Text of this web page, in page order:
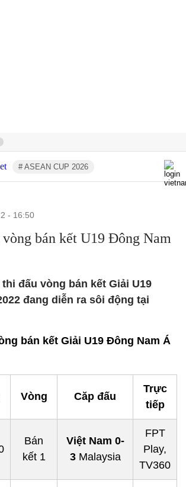
# ASEAN CUP 2026
- 16:50
bán kết U19 Đông Nam
đấu vòng bán kết Giải U19
đang diễn ra sôi động tại
bán kết Giải U19 Đông Nam Á
Vòng Căp đấu
Trực
tiếp
Bán
kết 1
Việt Nam 0-
3Malaysia
FPT
Play,
TV360